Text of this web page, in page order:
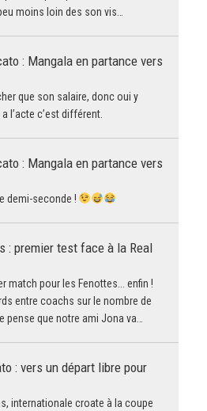
moins loin des son vis…
: Mangala en partance vers
que son salaire, donc oui y
l’acte c’est différent.
: Mangala en partance vers
demi-seconde !
: premier test face à la Real
match pour les Fenottes... enfin !
entre coachs sur le nombre de
pense que notre ami Jona va…
: vers un départ libre pour
internationale croate à la coupe